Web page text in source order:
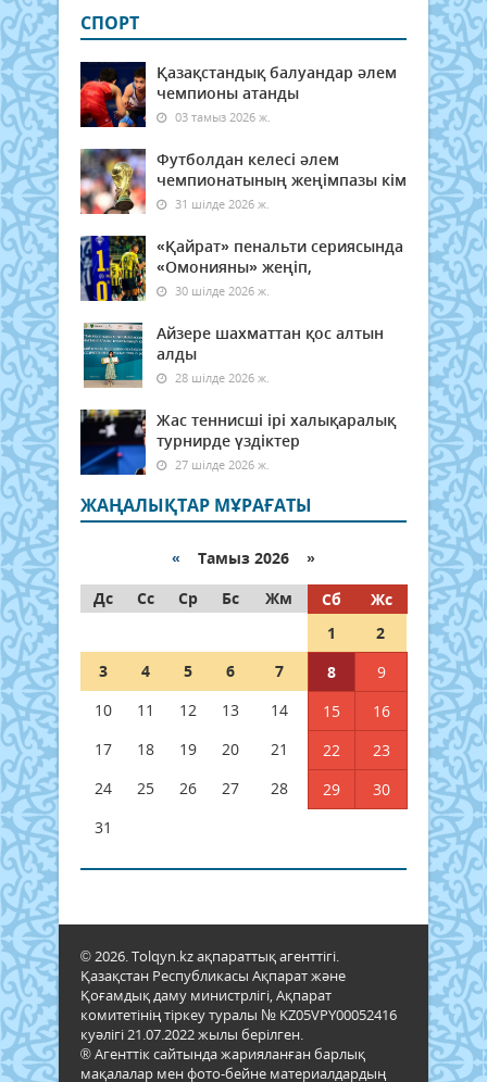
СПОРТ
Қазақстандық балуандар әлем
чемпионы атанды
03 тамыз 2026 ж.
Футболдан келесі әлем
чемпионатының жеңімпазы кім
31 шілде 2026 ж.
«Қайрат» пенальти сериясында
«Омонияны» жеңіп,
30 шілде 2026 ж.
Айзере шахматтан қос алтын
алды
28 шілде 2026 ж.
Жас теннисші ірі халықаралық
турнирде үздіктер
27 шілде 2026 ж.
ЖАҢАЛЫҚТАР МҰРАҒАТЫ
« Тамыз 2026 »
Дс
Сс Ср Бс Жм Сб
Жс
1
2
3
4 5 6 7 8
9
10
11 12 13 14 15
16
17
18 19 20 21 22
23
24
25 26 27 28 29
30
31
© 2026. Tolqyn.kz ақпараттық агенттігі.
Қазақстан Республикасы Ақпарат және
Қоғамдық даму министрлігі, Ақпарат
комитетінің тіркеу туралы № KZ05VPY00052416
куәлігі 21.07.2022 жылы берілген.
® Агенттік сайтында жарияланған барлық
мақалалар мен фото-бейне материалдардың